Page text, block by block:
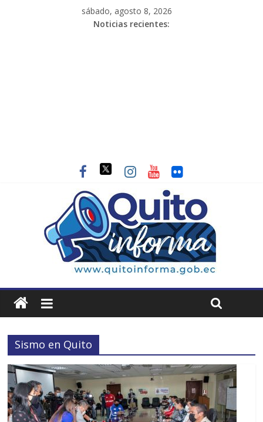
sábado, agosto 8, 2026
Noticias recientes:
Sismo en Quito